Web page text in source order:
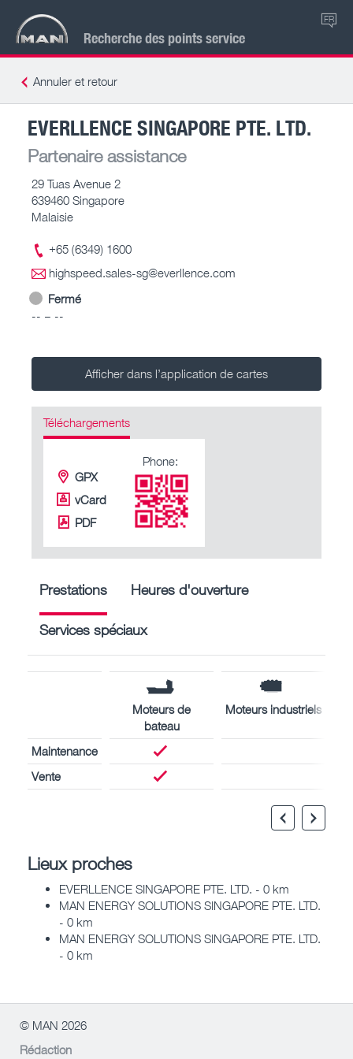
Recherche des points service
FR
Annuler et retour
EVERLLENCE SINGAPORE PTE. LTD.
Partenaire assistance
29 Tuas Avenue 2
639460 Singapore
Malaisie
+65 (6349) 1600
highspeed.sales-sg@everllence.com
Fermé
-- – --
Afficher dans l’application de cartes
Téléchargements
GPX
vCard
PDF
Phone:
Prestations Heures d'ouverture
Services spéciaux
Moteurs de
bateau
Moteurs industriels
Maintenance
Vente
Lieux proches
EVERLLENCE SINGAPORE PTE. LTD. - 0 km
MAN ENERGY SOLUTIONS SINGAPORE PTE. LTD.
- 0 km
MAN ENERGY SOLUTIONS SINGAPORE PTE. LTD.
- 0 km
© MAN 2026
Rédaction